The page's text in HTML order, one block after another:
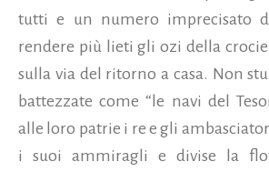
tutti e un numero imprecisato
rendere più lieti gli ozi della
sulla via del ritorno a casa. Non
battezzate come “le navi del
alle loro patrie i re e gli
i suoi ammiragli e divise la